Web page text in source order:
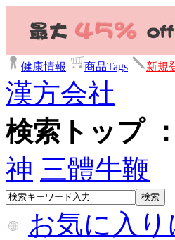
健康情報 商品Tags 新規
漢方会社
検索トップ ：
神 三體牛鞭
お気に入り